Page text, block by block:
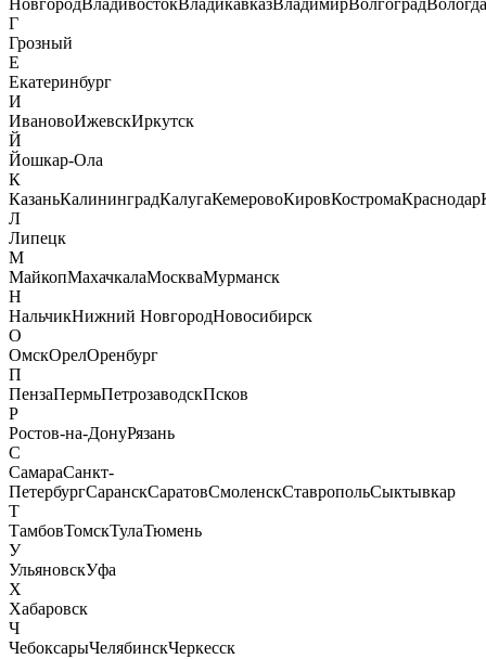
НовгородВладивостокВладикавказВладимирВолгоградВологда
Г
Грозный
Е
Екатеринбург
И
ИвановоИжевскИркутск
Й
Йошкар-Ола
К
КазаньКалининградКалугаКемеровоКировКостромаКраснодар
Л
Липецк
М
МайкопМахачкалаМоскваМурманск
Н
НальчикНижний НовгородНовосибирск
О
ОмскОрелОренбург
П
ПензаПермьПетрозаводскПсков
Р
Ростов-на-ДонуРязань
С
СамараСанкт-
ПетербургСаранскСаратовСмоленскСтавропольСыктывкар
Т
ТамбовТомскТулаТюмень
У
УльяновскУфа
Х
Хабаровск
Ч
ЧебоксарыЧелябинскЧеркесск